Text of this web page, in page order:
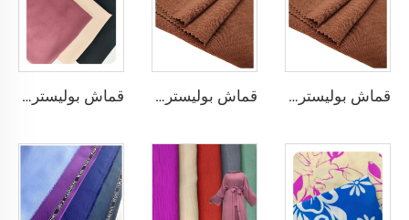
قماش بوليستر 100٪ لصناعة الملابس من نوع CEY Airflow Crepe Fabrics قماش بوليستر 100٪ لصناعة الملابس من نوع CEY Airflow Crepe Fabrics قماش بوليستر 100٪ بحجم 180D kain CEY Airflow Crepe Crinkle Rayon مخصص لملابس النساء